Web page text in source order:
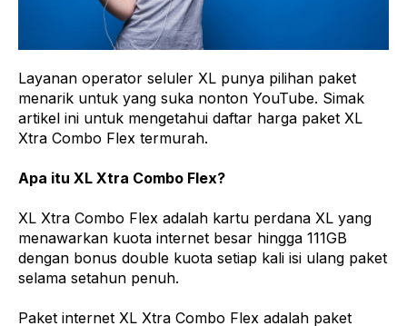
Layanan operator seluler XL punya pilihan paket
menarik untuk yang suka nonton YouTube. Simak
artikel ini untuk mengetahui daftar harga paket XL
Xtra Combo Flex termurah.
Apa itu XL Xtra Combo Flex?
XL Xtra Combo Flex adalah kartu perdana XL yang
menawarkan kuota internet besar hingga 111GB
dengan bonus double kuota setiap kali isi ulang paket
selama setahun penuh.
Paket internet XL Xtra Combo Flex adalah paket